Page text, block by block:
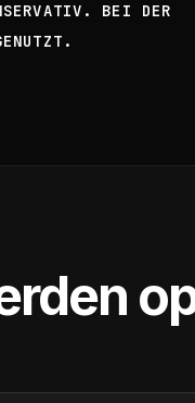
BEI DER